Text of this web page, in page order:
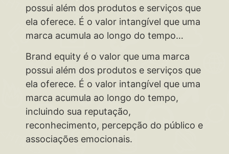
possui além dos produtos e serviços que
ela oferece. É o valor intangível que uma
marca acumula ao longo do tempo…
Brand equity é o valor que uma marca
possui além dos produtos e serviços que
ela oferece. É o valor intangível que uma
marca acumula ao longo do tempo,
incluindo sua reputação,
reconhecimento, percepção do público e
associações emocionais.